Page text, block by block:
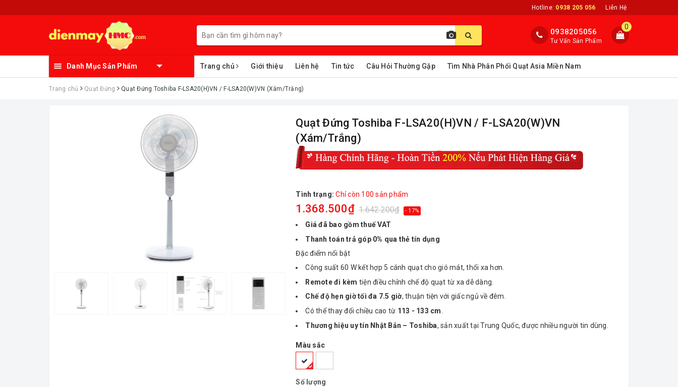
Hotline: 0938 205 056 Liên Hệ
0
0938205056
Tư Vấn Sản Phẩm
Danh Mục Sản Phẩm Trang chủ Giới thiệu Liên hệ Tin tức Câu Hỏi Thường Gặp Tìm Nhà Phân Phối Quạt Asia Miền Nam
Trang chủ Quạt Đứng Quạt Đứng Toshiba F-LSA20(H)VN / F-LSA20(W)VN (Xám/Trắng)
Quạt Đứng Toshiba F-LSA20(H)VN / F-LSA20(W)VN
(Xám/Trắng)
Tình trạng: Chỉ còn 100 sản phẩm
1.368.500₫ 1.642.200₫ - 17%
Giá đã bao gồm thuế VAT
Thanh toán trả góp 0% qua thẻ tín dụng
Đặc điểm nổi bật
Công suất 60 W kết hợp 5 cánh quạt cho gió mát, thổi xa hơn.
Remote đi kèm tiện điều chỉnh chế độ quạt từ xa dễ dàng.
Chế độ hẹn giờ tối đa 7.5 giờ, thuận tiện với giấc ngủ về đêm.
Có thể thay đổi chiều cao từ 113 - 133 cm
Thương hiệu uy tín Nhật Bản – Toshiba, sản xuất tại Trung Quốc, được nhiều người tin dùng.
Màu sắc
Số lượng